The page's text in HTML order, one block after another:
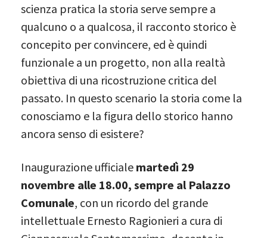
scienza pratica la storia serve sempre a
qualcuno o a qualcosa, il racconto storico è
concepito per convincere, ed è quindi
funzionale a un progetto, non alla realtà
obiettiva di una ricostruzione critica del
passato. In questo scenario la storia come la
conosciamo e la figura dello storico hanno
ancora senso di esistere?
Inaugurazione ufficiale martedì 29
novembre alle 18.00, sempre al Palazzo
Comunale, con un ricordo del grande
intellettuale Ernesto Ragionieri a cura di